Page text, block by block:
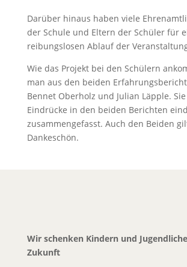
Darüber hinaus haben viele
der Schule und Eltern der Schüler für
reibungslosen Ablauf der
Wie das Projekt bei den Schülern
man aus den beiden
Bennet Oberholz und Julian Läpple.
Eindrücke in den beiden Berichten
zusammengefasst. Auch den Beiden
Dankeschön.
Wir schenken Kindern und
Zukunft